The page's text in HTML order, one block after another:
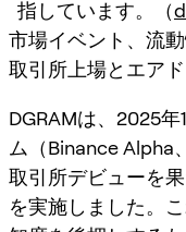
指しています。（
市場イベント、流
取引所上場とエアド
DGRAMは、2025
ム（Binance Alpha
取引所デビューを
を実施しました。